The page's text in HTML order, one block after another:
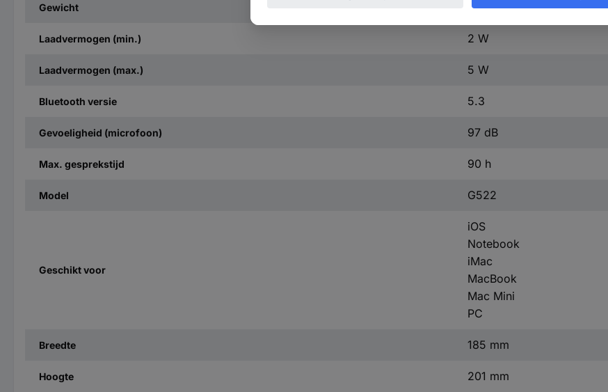
Gewicht 5
Laadvermogen (min.) 2 W
Laadvermogen (max.) 5 W
Bluetooth versie 5.3
Gevoeligheid (microfoon) 97 dB
Max. gesprekstijd 90 h
Model G522
Geschikt voor
iOS
Notebook
iMac
MacBook
Mac Mini
PC
Breedte 185 mm
Hoogte 201 mm